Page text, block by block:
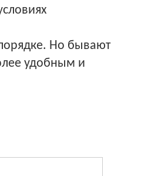
Но бывают
удобным и